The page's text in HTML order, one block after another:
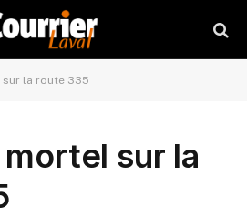
la route 335
sur la